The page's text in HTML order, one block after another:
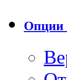
Опции